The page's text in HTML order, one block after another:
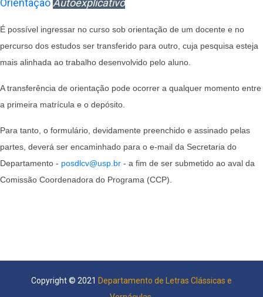
Orientação Autoexplicativo
É possível ingressar no curso sob orientação de um docente e no
percurso dos estudos ser transferido para outro, cuja pesquisa esteja
mais alinhada ao trabalho desenvolvido pelo aluno.
A transferência de orientação pode ocorrer a qualquer momento entre
a primeira matrícula e o depósito.
Para tanto, o formulário, devidamente preenchido e assinado pelas
partes, deverá ser encaminhado para o e-mail da Secretaria do
Departamento - posdlcv@usp.br - a fim de ser submetido ao aval da
Comissão Coordenadora do Programa (CCP).
Copyright © 2021 Departamento de Letras Clássicas e